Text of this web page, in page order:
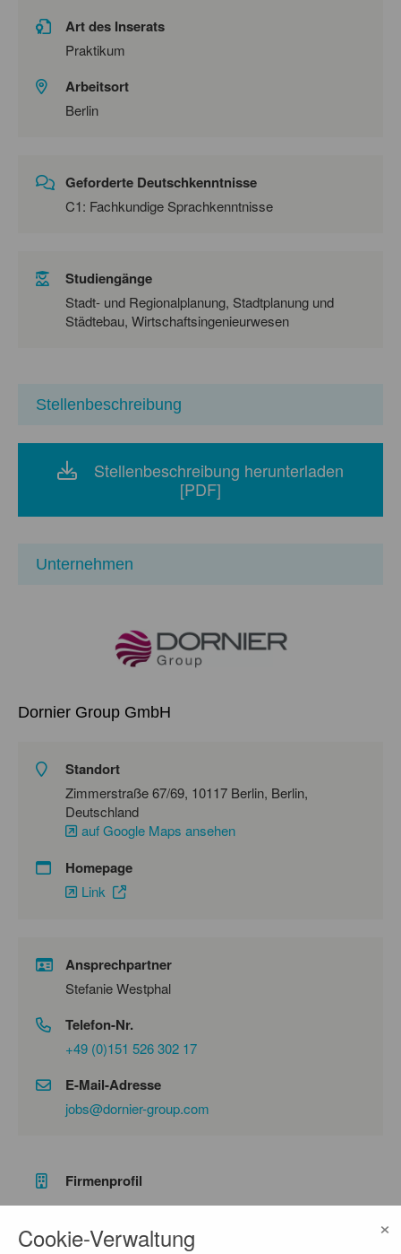
Art des Inserats
Praktikum
Arbeitsort
Berlin
Geforderte Deutschkenntnisse
C1: Fachkundige Sprachkenntnisse
Studiengänge
Stadt- und Regionalplanung, Stadtplanung und
Städtebau, Wirtschaftsingenieurwesen
Stellenbeschreibung
Stellenbeschreibung herunterladen
[PDF]
Unternehmen
Dornier Group GmbH
Standort
Zimmerstraße 67/69, 10117 Berlin, Berlin,
Deutschland
auf Google Maps ansehen
Homepage
Link
Ansprechpartner
Stefanie Westphal
Telefon-Nr.
+49 (0)151 526 302 17
E-Mail-Adresse
jobs@dornier-group.com
Firmenprofil
spannende Herausforderungen und ist ein
Cookie-Verwaltung ×